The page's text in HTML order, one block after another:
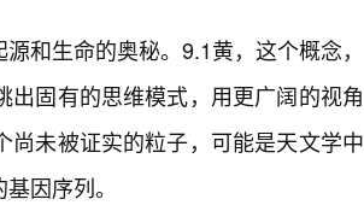
和生命的奥秘。9.1黄，这个概念，
固有的思维模式，用更广阔的视角
未被证实的粒子，可能是天文学中
因序列。